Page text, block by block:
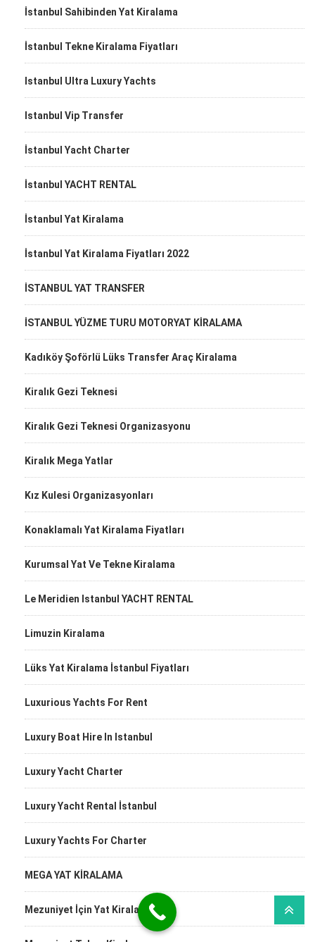
İstanbul Sahibinden Yat Kiralama
İstanbul Tekne Kiralama Fiyatları
Istanbul Ultra Luxury Yachts
Istanbul Vip Transfer
İstanbul Yacht Charter
İstanbul YACHT RENTAL
İstanbul Yat Kiralama
İstanbul Yat Kiralama Fiyatları 2022
İSTANBUL YAT TRANSFER
İSTANBUL YÜZME TURU MOTORYAT KİRALAMA
Kadıköy Şoförlü Lüks Transfer Araç Kiralama
Kiralık Gezi Teknesi
Kiralık Gezi Teknesi Organizasyonu
Kiralık Mega Yatlar
Kız Kulesi Organizasyonları
Konaklamalı Yat Kiralama Fiyatları
Kurumsal Yat Ve Tekne Kiralama
Le Meridien Istanbul YACHT RENTAL
Limuzin Kiralama
Lüks Yat Kiralama İstanbul Fiyatları
Luxurious Yachts For Rent
Luxury Boat Hire In Istanbul
Luxury Yacht Charter
Luxury Yacht Rental İstanbul
Luxury Yachts For Charter
MEGA YAT KİRALAMA
Mezuniyet İçin Yat Kiralama